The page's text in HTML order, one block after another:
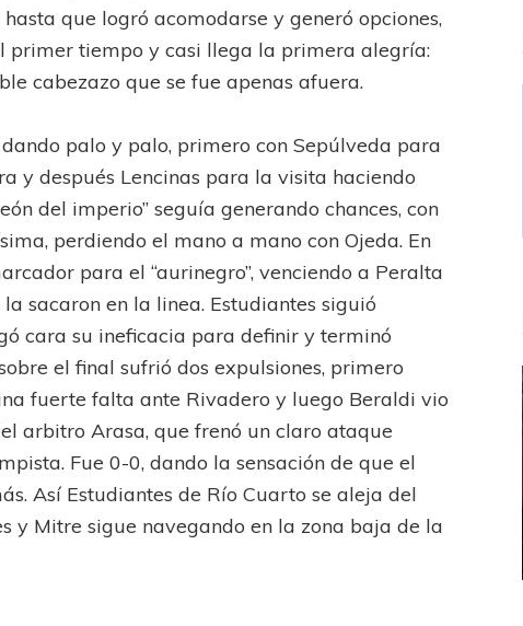
que logró acomodarse y generó opciones,
primer tiempo y casi llega la primera alegría:
cabezazo que se fue apenas afuera.
palo y palo, primero con Sepúlveda para
y después Lencinas para la visita haciendo
del imperio” seguía generando chances, con
perdiendo el mano a mano con Ojeda. En
para el “aurinegro”, venciendo a Peralta
sacaron en la linea. Estudiantes siguió
cara su ineficacia para definir y terminó
el final sufrió dos expulsiones, primero
fuerte falta ante Rivadero y luego Beraldi vio
arbitro Arasa, que frenó un claro ataque
Fue 0-0, dando la sensación de que el
Así Estudiantes de Río Cuarto se aleja del
y Mitre sigue navegando en la zona baja de la